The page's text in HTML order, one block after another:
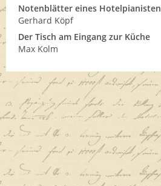
Notenblätter eines Hotelpianisten
Gerhard Köpf
Der Tisch am Eingang zur Küche
Max Kolm